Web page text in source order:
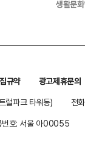
생활문
규약
광고제휴문의
럴파크 타워동)
전
번호: 서울 아00055